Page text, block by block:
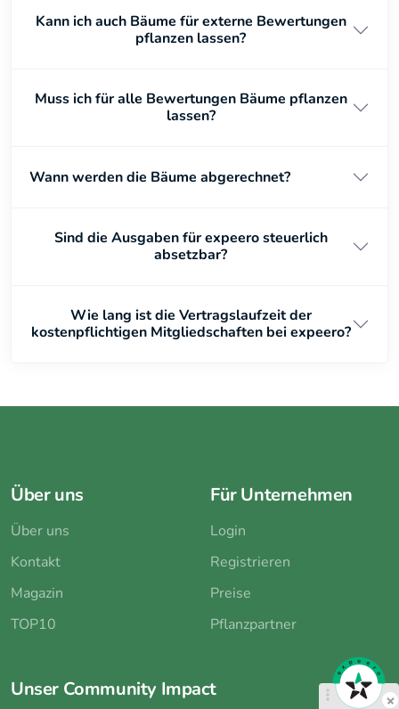
Kann ich auch Bäume für externe Bewertungen
pflanzen lassen?
Muss ich für alle Bewertungen Bäume pflanzen
lassen?
Wann werden die Bäume abgerechnet?
Sind die Ausgaben für expeero steuerlich
absetzbar?
Wie lang ist die Vertragslaufzeit der
kostenpflichtigen Mitgliedschaften bei expeero?
Über uns
Über uns
Kontakt
Magazin
TOP10
Für Unternehmen
Login
Registrieren
Preise
Pflanzpartner
Unser Community Impact